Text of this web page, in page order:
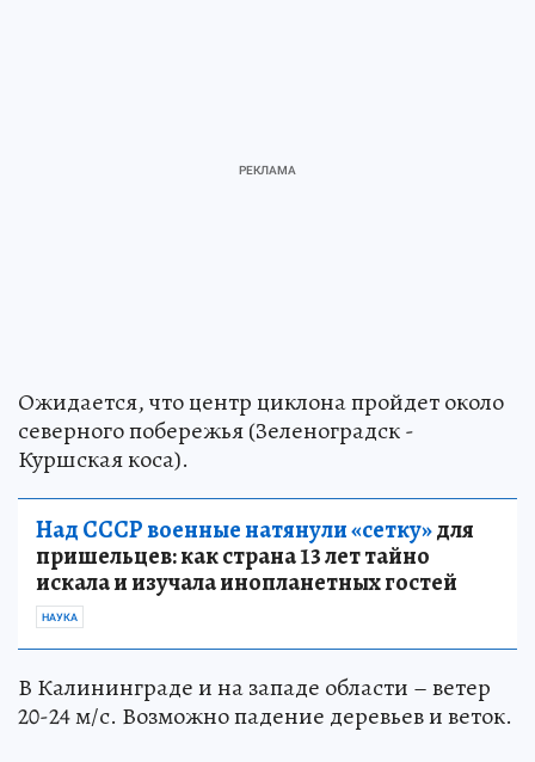
Ожидается, что центр циклона пройдет около
северного побережья (Зеленоградск -
Куршская коса).
Над СССР военные натянули «сетку»для
пришельцев: как страна 13 лет тайно
искала и изучала инопланетных гостей
НАУКА
В Калининграде и на западе области – ветер
20-24 м/с. Возможно падение деревьев и веток.